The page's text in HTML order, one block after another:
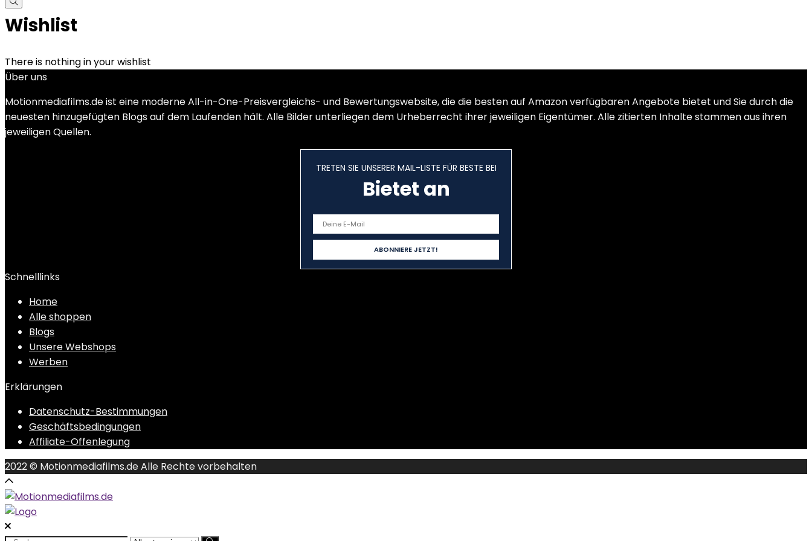
Wishlist
There is nothing in your wishlist
Über uns
Motionmediafilms.de ist eine moderne All-in-One-Preisvergleichs- und Bewertungswebsite, die die besten auf Amazon verfügbaren Angebote bietet und Sie durch die
neuesten hinzugefügten Blogs auf dem Laufenden hält. Alle Bilder unterliegen dem Urheberrecht ihrer jeweiligen Eigentümer. Alle zitierten Inhalte stammen aus ihren
jeweiligen Quellen.
TRETEN SIE UNSERER MAIL-LISTE FÜR BESTE BEI
Bietet an
Schnelllinks
Home
Alle shoppen
Blogs
Unsere Webshops
Werben
Erklärungen
Datenschutz-Bestimmungen
Geschäftsbedingungen
Affiliate-Offenlegung
2022 © Motionmediafilms.de Alle Rechte vorbehalten